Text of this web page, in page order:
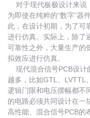
对于现代板极设计来说
为即使在纯粹的“数字”器
此，在设计初期，为了可
进行仿真。实际上，除了
可靠性之外，大量生产的
拟效应进行仿真。
现代混合信号PCB设计
越多，比如GTL、LVTTL
逻辑门限和电压摆幅都不
的电路必须共同设计在一
高性能、混合信号PCB的